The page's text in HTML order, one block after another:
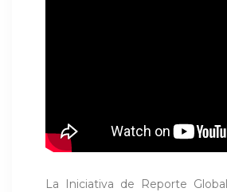
La Iniciativa de Reporte